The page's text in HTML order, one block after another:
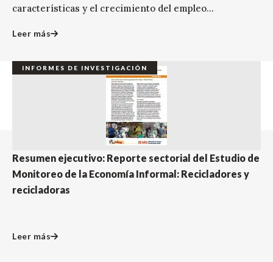
características y el crecimiento del empleo...
Leer más
INFORMES DE INVESTIGACIÓN
Resumen ejecutivo: Reporte sectorial del Estudio de
Monitoreo de la Economía Informal: Recicladores y
recicladoras
Leer más